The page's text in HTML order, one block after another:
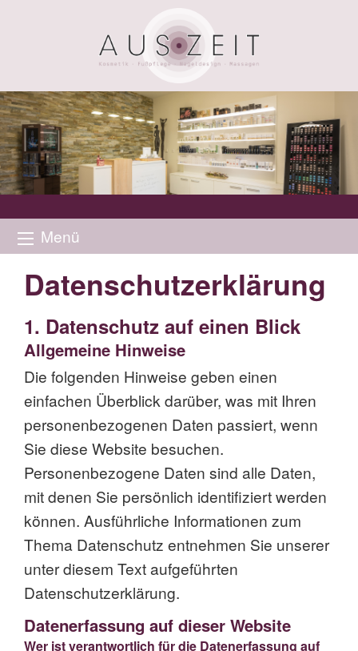
Menü
Datenschutz­erklärung
1. Datenschutz auf einen Blick
Allgemeine Hinweise
Die folgenden Hinweise geben einen
einfachen Überblick darüber, was mit Ihren
personenbezogenen Daten passiert, wenn
Sie diese Website besuchen.
Personenbezogene Daten sind alle Daten,
mit denen Sie persönlich identifiziert werden
können. Ausführliche Informationen zum
Thema Datenschutz entnehmen Sie unserer
unter diesem Text aufgeführten
Datenschutzerklärung.
Datenerfassung auf dieser Website
Wer ist verantwortlich für die Datenerfassung auf